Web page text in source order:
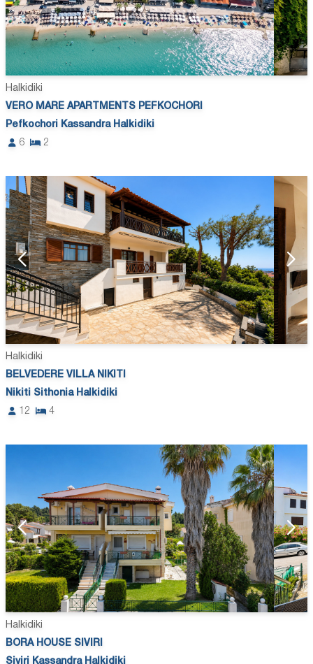
Halkidiki
VERO MARE APARTMENTS PEFKOCHORI
Pefkochori Kassandra Halkidiki
6
2
Halkidiki
BELVEDERE VILLA NIKITI
Nikiti Sithonia Halkidiki
12
4
Halkidiki
BORA HOUSE SIVIRI
Siviri Kassandra Halkidiki